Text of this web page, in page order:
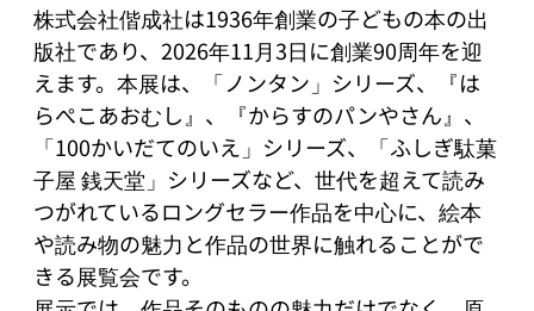
株式会社偕成社は1936年創業の子どもの本の出
版社であり、2026年11月3日に創業90周年を迎
えます。本展は、「ノンタン」シリーズ、『は
らぺこあおむし』、『からすのパンやさん』、
「100かいだてのいえ」シリーズ、「ふしぎ駄菓
子屋 銭天堂」シリーズなど、世代を超えて読み
つがれているロングセラー作品を中心に、絵本
や読み物の魅力と作品の世界に触れることがで
きる展覧会です。